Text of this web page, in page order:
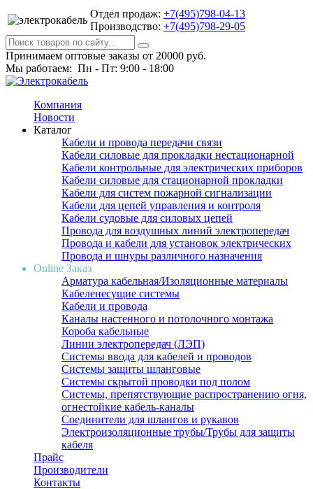
Отдел продаж: +7(495)798-04-13
Производство: +7(495)798-29-05
Принимаем оптовые заказы от 20000 руб.
Мы работаем: Пн - Пт: 9:00 - 18:00
Компания
Новости
Каталог
Кабели и провода передачи связи
Кабели силовые для прокладки нестационарной
Кабели контрольные для электрических приборов
Кабели силовые для стационарной прокладки
Кабели для систем пожарной сигнализации
Кабели для цепей управления и контроля
Кабели судовые для силовых цепей
Провода для воздушных линий электропередач
Провода и кабели для установок электрических
Провода и шнуры различного назначения
Online Заказ
Арматура кабельная/Изоляционные материалы
Кабеленесущие системы
Кабели и провода
Каналы настенного и потолочного монтажа
Короба кабельные
Линии электропередач (ЛЭП)
Системы ввода для кабелей и проводов
Системы защиты шланговые
Системы скрытой проводки под полом
Системы, препятствующие распространению огня,
огнестойкие кабель-каналы
Соединители для шлангов и рукавов
Электроизоляционные трубы/Трубы для защиты
кабеля
Прайс
Производители
Контакты